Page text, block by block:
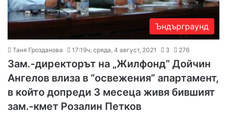
Ъндърграунд
Таня Грозданова 17:19ч, сряда, 4 август, 2021 3 276
Зам.-директорът на „Жилфонд“ Дойчин
Ангелов влиза в “освежения” апартамент,
в който допреди 3 месеца живя бившият
зам.-кмет Розалин Петков